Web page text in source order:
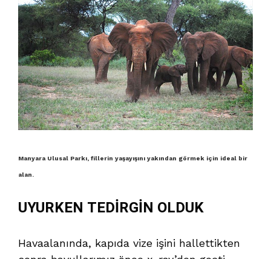
Manyara Ulusal Parkı, fillerin yaşayışını yakından görmek için ideal bir
alan.
UYURKEN TEDİRGİN OLDUK
Havaalanında, kapıda vize işini hallettikten